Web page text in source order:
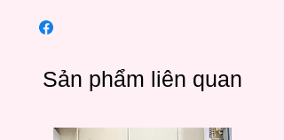
Sản phẩm liên quan